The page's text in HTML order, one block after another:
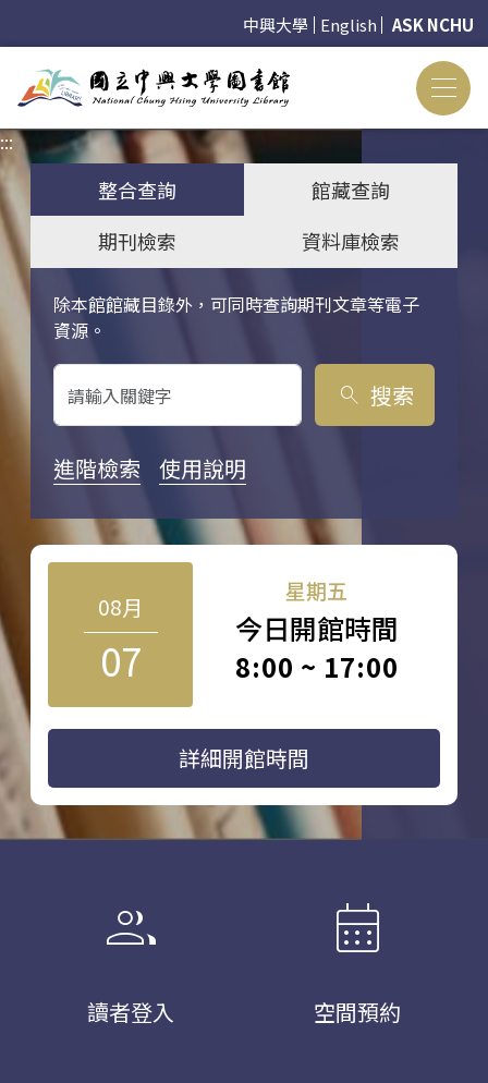
中興大學 English ASK NCHU
:::
整合查詢
館藏查詢
期刊檢索
資料庫檢索
除本館館藏目錄外，可同時查詢期刊文章等電子
資源。
關鍵字搜尋
search 搜索
進階檢索 使用說明
08月
07
星期五
今日開館時間
8:00 ~ 17:00
詳細開館時間
group
讀者登入
calendar_month
空間預約